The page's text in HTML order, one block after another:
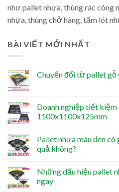
như pallet nhựa, thùng rác công
nhựa, thùng chở hàng, tấm lót
BÀI VIẾT MỚI NHẤT
Chuyển đổi từ pallet gỗ
Doanh nghiệp tiết
1100x1100x125mm
Pallet nhựa màu đen
quả không?
Những dấu hiệu pallet
ngay